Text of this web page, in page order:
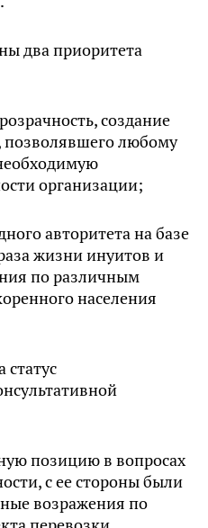
два приоритета
создание
любому
организации;
авторитета на базе
жизни инуитов и
по различным
населения
статус
позицию в вопросах
с ее стороны были
возражения по